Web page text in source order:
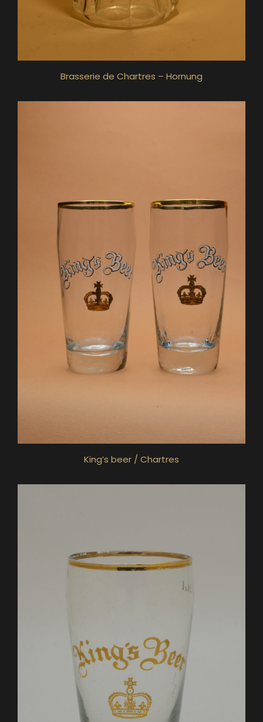
Brasserie de Chartres – Hornung
King’s beer / Chartres